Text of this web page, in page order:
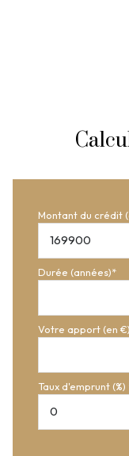
Montant du crédit
Durée (années)*
Votre apport (en
Taux d'emprunt (%)